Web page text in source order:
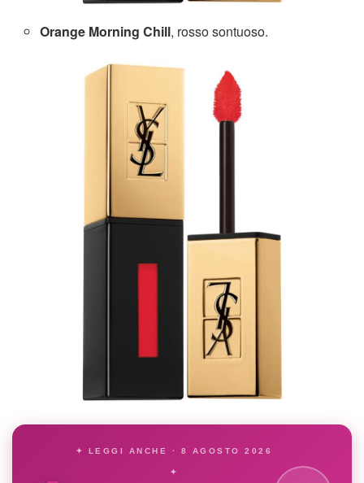
Orange Morning Chill, rosso sontuoso.
✦ LEGGI ANCHE · 8 AGOSTO 2026
✦